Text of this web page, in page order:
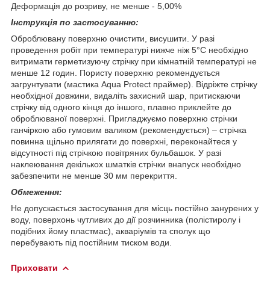
Деформація до розриву, не менше - 5,00%
Інструкція по застосуванню:
Оброблювану поверхню очистити, висушити. У разі
проведення робіт при температурі нижче ніж 5°С необхідно
витримати герметизуючу стрічку при кімнатній температурі не
менше 12 годин. Пористу поверхню рекомендується
загрунтувати (мастика Aqua Protect праймер). Відріжте стрічку
необхідної довжини, видаліть захисний шар, притискаючи
стрічку від одного кінця до іншого, плавно приклейте до
оброблюваної поверхні. Пригладжуємо поверхню стрічки
ганчіркою або гумовим валиком (рекомендується) – стрічка
повинна щільно прилягати до поверхні, переконайтеся у
відсутності під стрічкою повітряних бульбашок. У разі
наклеювання декількох шматків стрічки внапуск необхідно
забезпечити не менше 30 мм перекриття.
Обмеження:
Не допускається застосування для місць постійно занурених у
воду, поверхонь чутливих до дії розчинника (полістиролу і
подібних йому пластмас), акваріумів та сполук що
перебувають під постійним тиском води.
Приховати